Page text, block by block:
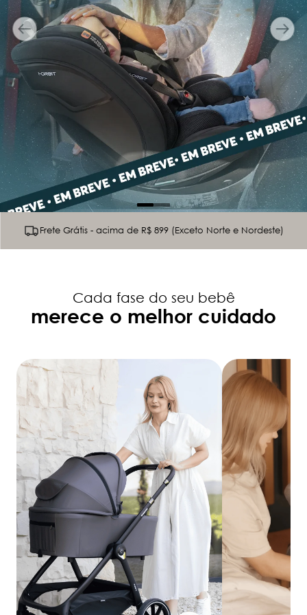
Frete Grátis - acima de R$ 899 (Exceto Norte e Nordeste)
Cada fase do seu bebê
merece o melhor cuidado